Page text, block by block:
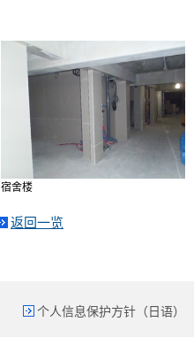
宿舍楼
返回一览
个人信息保护方针（日语）